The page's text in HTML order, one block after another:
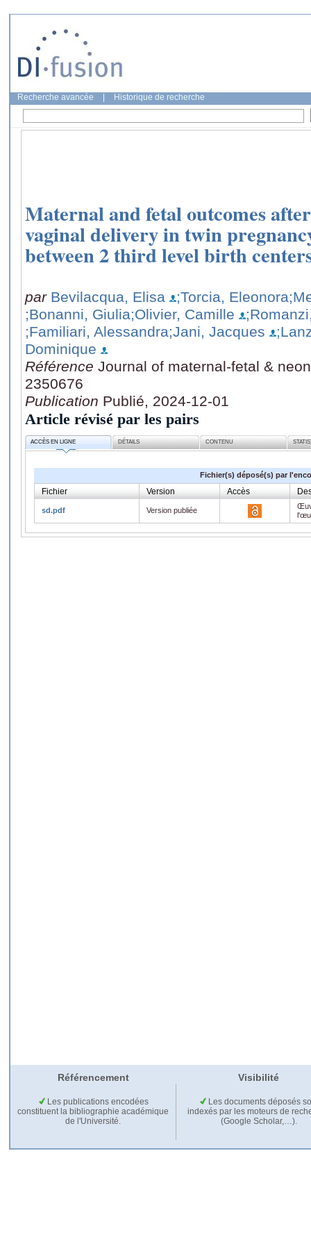
Recherche avancée Historique de recherche
Maternal and fetal outcomes
vaginal delivery in twin
between 2 third level birth
par Bevilacqua, Elisa ;Torcia, Eleonora
;Bonanni, Giulia;Olivier, Camille
;Familiari, Alessandra;Jani, Jacques
Dominique
Référence Journal of maternal-fetal &
2350676
Publication Publié, 2024-12-01
Article révisé par les pairs
ACCÈS EN LIGNE DÉTAILS CONTENU
Fichier(s) déposé(s) par
Fichier Version Accès
sd.pdf Version publiée
Référencement Visibilité
Les publications encodées
constituent la bibliographie académique
de l'Université.
Les documents déposés
indexés par les moteurs de
(Google Scholar,…).